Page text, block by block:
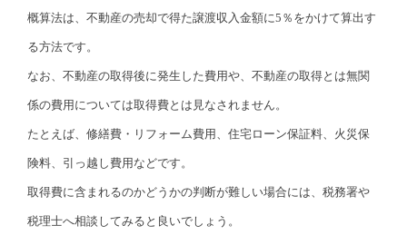
概算法は、不動産の売却で得た譲渡収入金額に5％をかけて算出す
る方法です。
なお、不動産の取得後に発生した費用や、不動産の取得とは無関
係の費用については取得費とは見なされません。
たとえば、修繕費・リフォーム費用、住宅ローン保証料、火災保
険料、引っ越し費用などです。
取得費に含まれるのかどうかの判断が難しい場合には、税務署や
税理士へ相談してみると良いでしょう。